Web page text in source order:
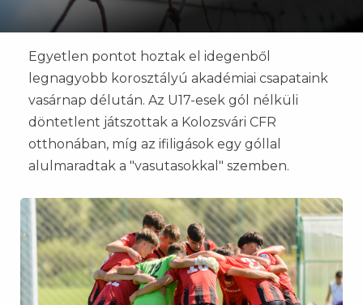
Egyetlen pontot hoztak el idegenből
legnagyobb korosztályú akadémiai csapataink
vasárnap délután. Az U17-esek gól nélküli
döntetlent játszottak a Kolozsvári CFR
otthonában, míg az ifiligások egy góllal
alulmaradtak a "vasutasokkal" szemben.